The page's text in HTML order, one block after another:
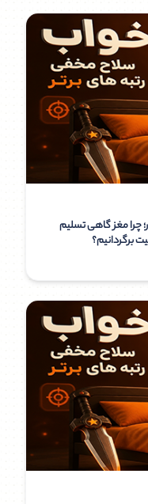
چرا مغز گاهی تسلیم
برگردانیم؟